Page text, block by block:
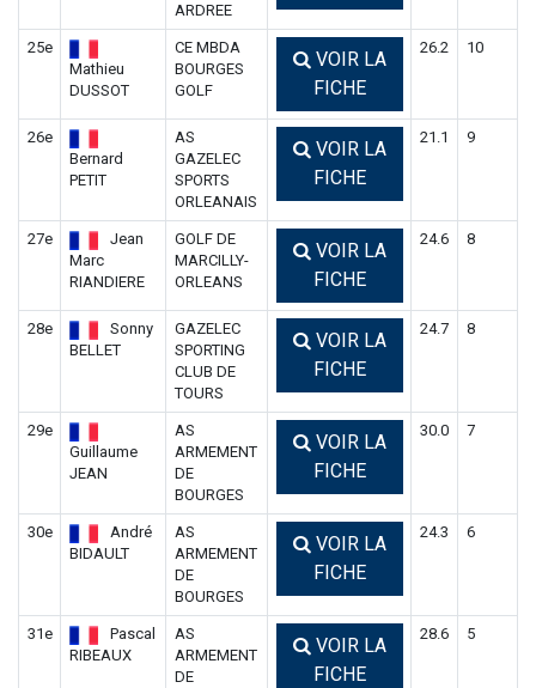
ARDREE
25e
Mathieu
DUSSOT
CE MBDA
BOURGES
GOLF
VOIR LA
FICHE
26.2 10
26e
Bernard
PETIT
AS
GAZELEC
SPORTS
ORLEANAIS
VOIR LA
FICHE
21.1 9
27e
Jean
Marc
RIANDIERE
GOLF DE
MARCILLY-
ORLEANS
VOIR LA
FICHE
24.6 8
28e
Sonny
BELLET
GAZELEC
SPORTING
CLUB DE
TOURS
VOIR LA
FICHE
24.7 8
29e
Guillaume
JEAN
AS
ARMEMENT
DE
BOURGES
VOIR LA
FICHE
30.0 7
30e
André
BIDAULT
AS
ARMEMENT
DE
BOURGES
VOIR LA
FICHE
24.3 6
31e
Pascal
RIBEAUX
AS
ARMEMENT
DE
VOIR LA
FICHE
28.6 5